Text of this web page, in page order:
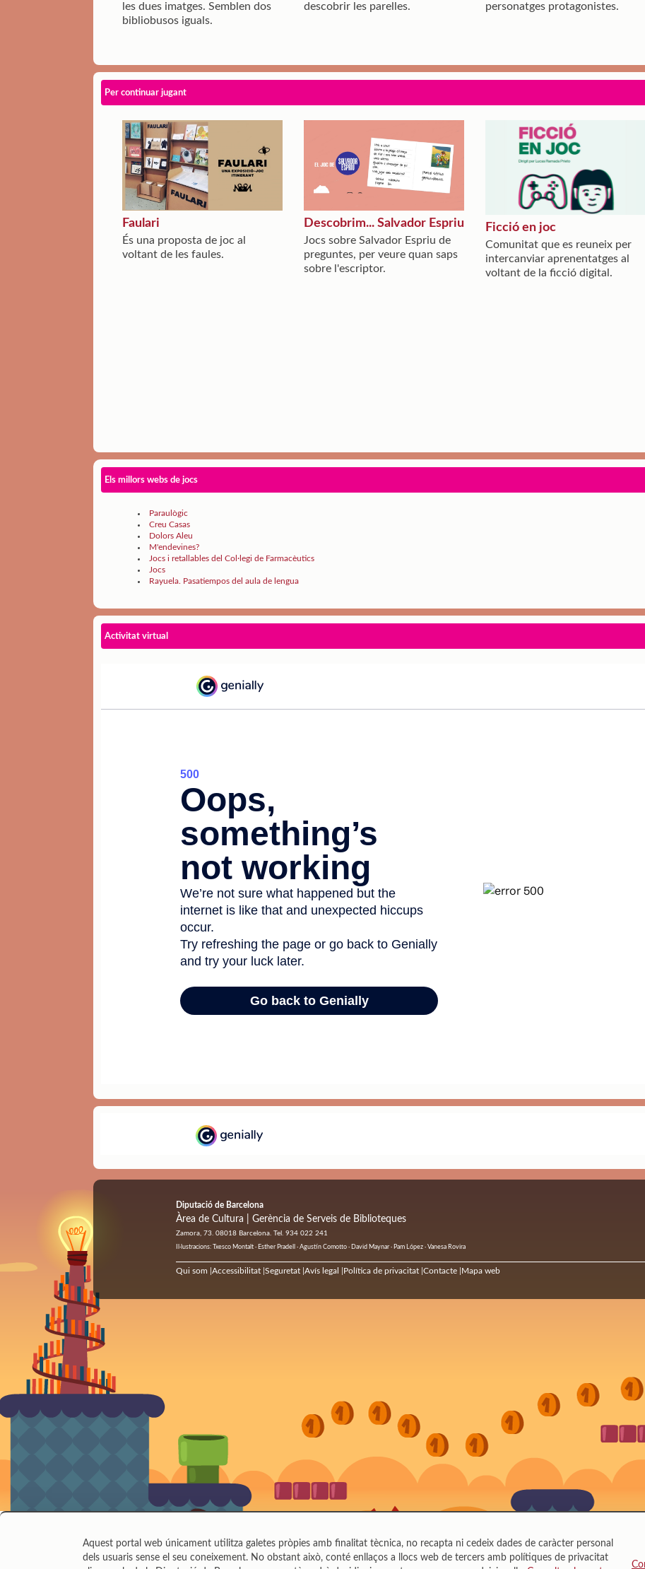
les dues imatges. Semblen dos
bibliobusos iguals.
descobrir les parelles.
personatges protagonistes.
Per continuar jugant
Faulari
És una proposta de joc al
voltant de les faules.
Descobrim... Salvador Espriu
Jocs sobre Salvador Espriu de
preguntes, per veure quan saps
sobre l'escriptor.
Ficció en joc
Comunitat que es reuneix per
intercanviar aprenentatges al
voltant de la ficció digital.
Els millors webs de jocs
Paraulògic
Creu Casas
Dolors Aleu
M'endevines?
Jocs i retallables del Col·legi de Farmacèutics
Jocs
Rayuela. Pasatiempos del aula de lengua
Activitat virtual
prova ficar 17 activitats virtuals
Diputació de Barcelona
Àrea de Cultura | Gerència de Serveis de Biblioteques
Zamora, 73. 08018 Barcelona. Tel. 934 022 241
Il·lustracions: Txesco Montalt · Esther Pradell · Agustín Comotto · David Maynar · Pam López · Vanesa Rovira
Qui som Accessibilitat| Seguretat| Avís legal Política de privacitat| Contacte| Mapa web
Aquest portal web únicament utilitza galetes pròpies amb finalitat tècnica, no recapta ni cedeix dades de caràcter personal
dels usuaris sense el seu coneixement. No obstant això, conté enllaços a llocs web de tercers amb polítiques de privacitat